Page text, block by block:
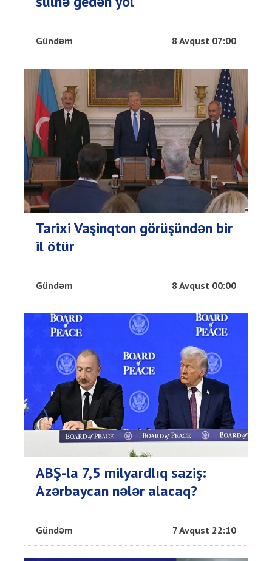
Gündəm 8 Avqust 07:00
Tarixi Vaşinqton görüşündən bir
il ötür
Gündəm 8 Avqust 00:00
ABŞ-la 7,5 milyardlıq saziş:
Azərbaycan nələr alacaq?
Gündəm 7 Avqust 22:10